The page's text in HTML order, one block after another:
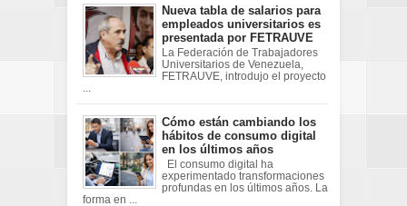
Nueva tabla de salarios para
empleados universitarios es
presentada por FETRAUVE
La Federación de Trabajadores
Universitarios de Venezuela,
FETRAUVE, introdujo el proyecto
Cómo están cambiando los
hábitos de consumo digital
en los últimos años
El consumo digital ha
experimentado transformaciones
profundas en los últimos años. La
forma en ...